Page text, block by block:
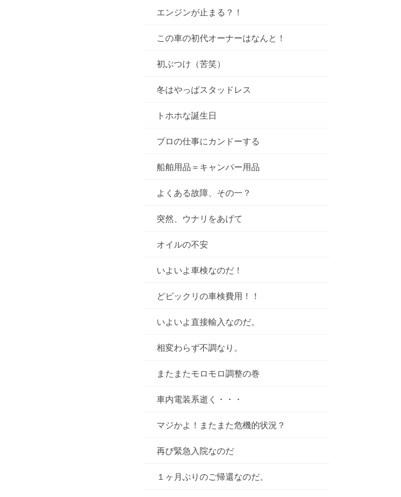
エンジンが止まる？！
この車の初代オーナーはなんと！
初ぶつけ（苦笑）
冬はやっぱスタッドレス
トホホな誕生日
プロの仕事にカンドーする
船舶用品＝キャンパー用品
よくある故障、その一？
突然、ウナリをあげて
オイルの不安
いよいよ車検なのだ！
どビックリの車検費用！！
いよいよ直接輸入なのだ。
相変わらず不調なり。
またまたモロモロ調整の巻
車内電装系逝く・・・
マジかよ！またまた危機的状況？
再び緊急入院なのだ
１ヶ月ぶりのご帰還なのだ。